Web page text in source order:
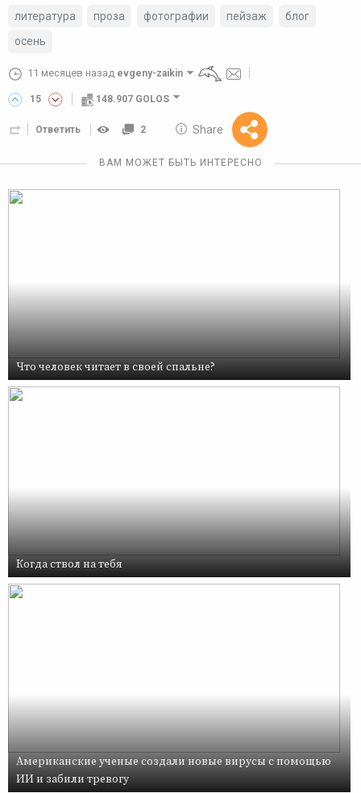
литература проза фотографии пейзаж
блог
осень
11 месяцев назад evgeny-zaikin
15 148.907 GOLOS
Ответить 2 Share
Reward
10 GOLOS
ВАМ МОЖЕТ БЫТЬ ИНТЕРЕСНО
Что человек читает в своей спальне?
Когда ствол на тебя
Американские ученые создали новые вирусы с помощью
ИИ и забили тревогу